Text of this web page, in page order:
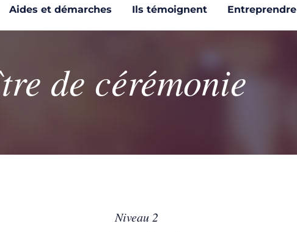
Aides et démarches Ils témoignent Entreprendre
de cérémonie
Niveau 2